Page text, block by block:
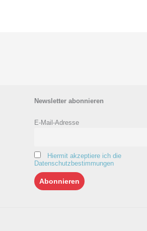
Newsletter abonnieren
E-Mail-Adresse
Hiermit akzeptiere ich die
Datenschutzbestimmungen